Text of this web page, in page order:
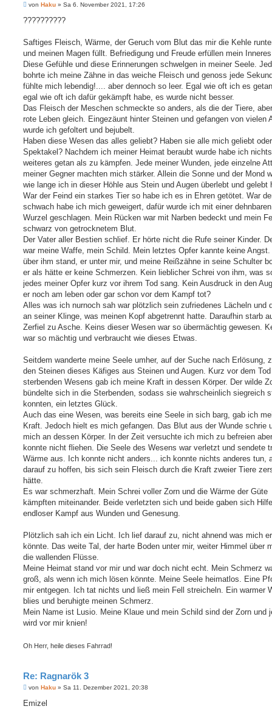
B
i
a
von Haku » Sa 6. November 2021, 17:26
??????????
Saftiges Fleisch, Wärme, der Geruch vom Blut das mir die Kehle
und meinen Magen füllt. Befriedigung und Freude erfüllen mein
Diese Gefühle und diese Erinnerungen schwelgen in meiner Seele.
bohrte ich meine Zähne in das weiche Fleisch und genoss jede
fühlte mich lebendig!.... aber dennoch so leer. Egal wie oft ich es
egal wie oft ich dafür gekämpft habe, es wurde nicht besser.
Das Fleisch der Meschen schmeckte so anders, als die der Tiere,
rote Leben gleich. Eingezäunt hinter Steinen und gefangen von vielen
wurde ich gefoltert und bejubelt.
Haben diese Wesen das alles geliebt? Haben sie alle mich geliebt
Spektakel? Nachdem ich meiner Heimat beraubt wurde habe ich nichts
weiteres getan als zu kämpfen. Jede meiner Wunden, jede einzelne
meiner Gegner machten mich stärker. Allein die Sonne und der Mond
wie lange ich in dieser Höhle aus Stein und Augen überlebt und gelebt
War der Feind ein starkes Tier so habe ich es in Ehren getötet. War
schwach habe ich mich geweigert, dafür wurde ich mit einer
Wurzel geschlagen. Mein Rücken war mit Narben bedeckt und mein
schwarz von getrocknetem Blut.
Der Vater aller Bestien schlief. Er hörte nicht die Rufe seiner Kinder.
war meine Waffe, mein Schild. Mein letztes Opfer kannte keine
über ihm stand, er unter mir, und meine Reißzähne in seine Schulter
er als hätte er keine Schmerzen. Kein lieblicher Schrei von ihm, was
jedes meiner Opfer kurz vor ihrem Tod sang. Kein Ausdruck in den
er noch am leben oder gar schon vor dem Kampf tot?
Alles was ich nurnoch sah war plötzlich sein zufriedenes Lächeln und
an seiner Klinge, was meinen Kopf abgetrennt hatte. Daraufhin starb
Zerfiel zu Asche. Keins dieser Wesen war so übermächtig gewesen.
war so mächtig und verbraucht wie dieses Etwas.
Seitdem wanderte meine Seele umher, auf der Suche nach Erlösung,
den Steinen dieses Käfiges aus Steinen und Augen. Kurz vor dem
sterbenden Wesens gab ich meine Kraft in dessen Körper. Der wilde
bündelte sich in die Sterbenden, sodass sie wahrscheinlich siegreich
konnten, ein letztes Glück.
Auch das eine Wesen, was bereits eine Seele in sich barg, gab ich
Kraft. Jedoch hielt es mich gefangen. Das Blut aus der Wunde schrie
mich an dessen Körper. In der Zeit versuchte ich mich zu befreien
konnte nicht fliehen. Die Seele des Wesens war verletzt und sendete
Wärme aus. Ich konnte nicht anders... ich konnte nichts anderes tun,
darauf zu hoffen, bis sich sein Fleisch durch die Kraft zweier Tiere
hätte.
Es war schmerzhaft. Mein Schrei voller Zorn und die Wärme der Güte
kämpften miteinander. Beide verletzten sich und beide gaben sich
endloser Kampf aus Wunden und Genesung.
Plötzlich sah ich ein Licht. Ich lief darauf zu, nicht ahnend was mich
könnte. Das weite Tal, der harte Boden unter mir, weiter Himmel über
die wallenden Flüsse.
Meine Heimat stand vor mir und war doch nicht echt. Mein Schmerz
groß, als wenn ich mich lösen könnte. Meine Seele heimatlos. Eine
mir entgegen. Ich tat nichts und ließ mein Fell streicheln. Ein warmer
blies und beruhigte meinen Schmerz.
Mein Name ist Lusio. Meine Klaue und mein Schild sind der Zorn und
wird vor mir knien!
Oh Herr, heile dieses Fahrrad!
Re: Ragnarök 3
B
i
von Haku » Sa 11. Dezember 2021, 20:38
Emizel